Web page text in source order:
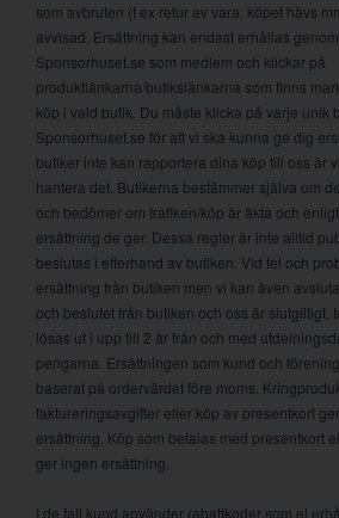
som avbruten (t ex retur av vara, köpet hävs
avvisad. Ersättning kan endast erhållas
Sponsorhuset.se som medlem och klickar på
produktlänkarna/butikslänkarna som finns
köp i vald butik. Du måste klicka på varje unik
Sponsorhuset.se för att vi ska kunna ge dig
butiker inte kan rapportera dina köp till oss är
hantera det. Butikerna bestämmer själva om
och bedömer om trafiken/köp är äkta och
ersättning de ger. Dessa regler är inte alltid
beslutas i efterhand av butiken. Vid fel och
ersättning från butiken men vi kan även
och beslutet från butiken och oss är slutgiltigt.
lösas ut i upp till 2 år från och med
pengarna. Ersättningen som kund och
baserat på ordervärdet före moms.
faktureringsavgifter eller köp av presentkort
ersättning. Köp som betalas med presentkort
ger ingen ersättning.
I de fall kund använder rabattkoder som ej